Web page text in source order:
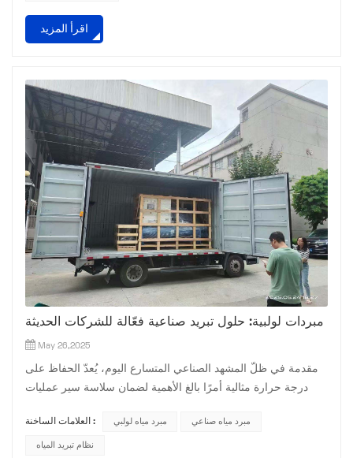
اقرأ المزيد
مبردات لولبية: حلول تبريد صناعية فعّالة للشركات الحديثة
May 26,2025
مقدمة في ظلّ المشهد الصناعي المتسارع اليوم، يُعدّ الحفاظ على
درجة حرارة مثالية أمرًا بالغ الأهمية لضمان سلاسة سير عمليات
مبردات الهواء اللولبية كحلٍّ رائد للتبريد الموثوق والموفر للطاقة،
حيث تُقدّم أداءً قويًا وقابلية للتكيّف مع مختلف متطلبات التبريد.
العلامات الساخنة : مبرد مياه لولبي مبرد مياه صناعي
نظام تبريد المياه